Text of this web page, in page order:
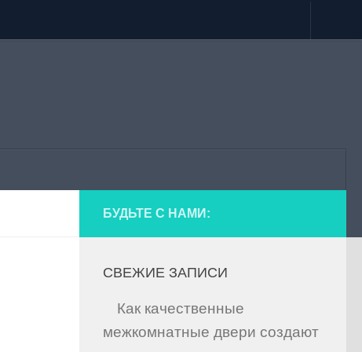
БУДЬТЕ С НАМИ:
СВЕЖИЕ ЗАПИСИ
Как качественные
межкомнатные двери создают